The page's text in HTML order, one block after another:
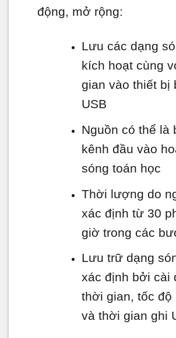
động, mở rộng:
Lưu các dạng
kích hoạt cùng
gian vào thiết bị
USB
Nguồn có thể là
kênh đầu vào
sóng toán học
Thời lượng do
xác định từ 30
giờ trong các
Lưu trữ dạng
xác định bởi cài
thời gian, tốc độ
và thời gian ghi